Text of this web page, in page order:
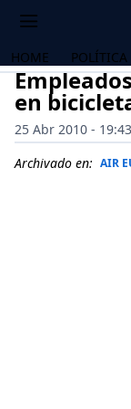
HOME POLÍTICA
en
25 Abr 2010 -
Archivado en: AIR